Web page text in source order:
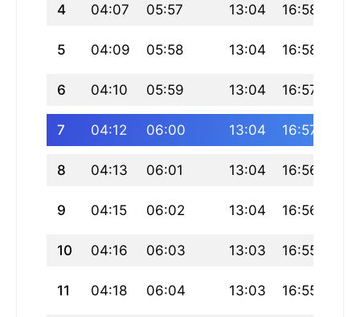
4 04:07 05:57 13:04 16:58
5 04:09 05:58 13:04 16:58
6 04:10 05:59 13:04 16:57
7 04:12 06:00 13:04 16:57
8 04:13 06:01 13:04 16:56
9 04:15 06:02 13:04 16:56
10 04:16 06:03 13:03 16:55
11 04:18 06:04 13:03 16:55